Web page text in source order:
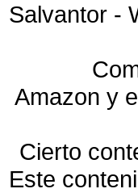
Salvantor -
Amazon y
Cierto
Este